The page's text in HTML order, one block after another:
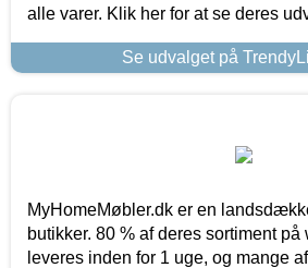
alle varer. Klik her for at se deres
Se udvalget på
MyHomeMøbler.dk er en
butikker. 80 % af deres sortiment
leveres inden for 1 uge, og mange